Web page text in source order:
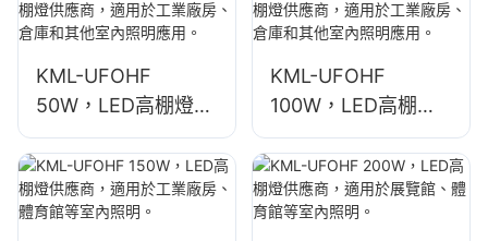
KML-UFOHF
50W，LED高棚燈供
應商，適用於工業廠
房、倉庫和其他室內
照明應用。
KML-UFOHF
100W，LED高棚燈
供應商，適用於工業
廠房、倉庫和其他室
內照明應用。